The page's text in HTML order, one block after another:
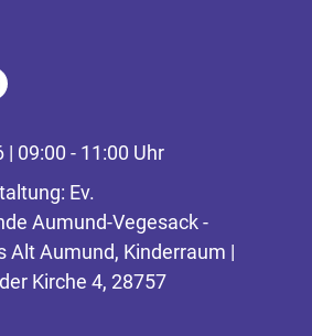
| 09:00 - 11:00 Uhr
Ev.
Aumund-Vegesack -
Alt Aumund, Kinderraum |
Kirche 4, 28757